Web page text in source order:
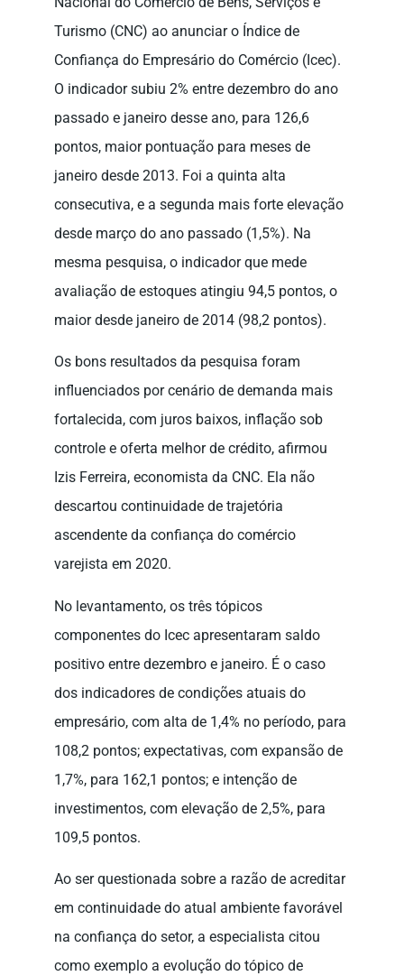
Turismo (CNC) ao anunciar o Índice de
Confiança do Empresário do Comércio (Icec).
O indicador subiu 2% entre dezembro do ano
passado e janeiro desse ano, para 126,6
pontos, maior pontuação para meses de
janeiro desde 2013. Foi a quinta alta
consecutiva, e a segunda mais forte elevação
desde março do ano passado (1,5%). Na
mesma pesquisa, o indicador que mede
avaliação de estoques atingiu 94,5 pontos, o
maior desde janeiro de 2014 (98,2 pontos).
Os bons resultados da pesquisa foram
influenciados por cenário de demanda mais
fortalecida, com juros baixos, inflação sob
controle e oferta melhor de crédito, afirmou
Izis Ferreira, economista da CNC. Ela não
descartou continuidade de trajetória
ascendente da confiança do comércio
varejista em 2020.
No levantamento, os três tópicos
componentes do Icec apresentaram saldo
positivo entre dezembro e janeiro. É o caso
dos indicadores de condições atuais do
empresário, com alta de 1,4% no período, para
108,2 pontos; expectativas, com expansão de
1,7%, para 162,1 pontos; e intenção de
investimentos, com elevação de 2,5%, para
109,5 pontos.
Ao ser questionada sobre a razão de acreditar
em continuidade do atual ambiente favorável
na confiança do setor, a especialista citou
como exemplo a evolução do tópico de